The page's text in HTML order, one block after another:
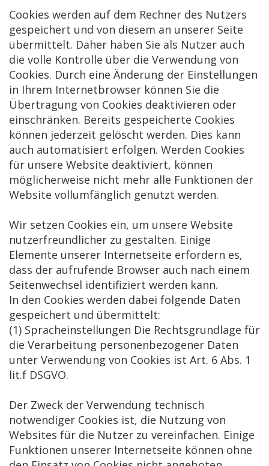
Cookies werden auf dem Rechner des Nutzers
gespeichert und von diesem an unserer Seite
übermittelt. Daher haben Sie als Nutzer auch
die volle Kontrolle über die Verwendung von
Cookies. Durch eine Änderung der Einstellungen
in Ihrem Internetbrowser können Sie die
Übertragung von Cookies deaktivieren oder
einschränken. Bereits gespeicherte Cookies
können jederzeit gelöscht werden. Dies kann
auch automatisiert erfolgen. Werden Cookies
für unsere Website deaktiviert, können
möglicherweise nicht mehr alle Funktionen der
Website vollumfänglich genutzt werden.
Wir setzen Cookies ein, um unsere Website
nutzerfreundlicher zu gestalten. Einige
Elemente unserer Internetseite erfordern es,
dass der aufrufende Browser auch nach einem
Seitenwechsel identifiziert werden kann.
In den Cookies werden dabei folgende Daten
gespeichert und übermittelt:
(1) Spracheinstellungen Die Rechtsgrundlage für
die Verarbeitung personenbezogener Daten
unter Verwendung von Cookies ist Art. 6 Abs. 1
lit.f DSGVO.
Der Zweck der Verwendung technisch
notwendiger Cookies ist, die Nutzung von
Websites für die Nutzer zu vereinfachen. Einige
Funktionen unserer Internetseite können ohne